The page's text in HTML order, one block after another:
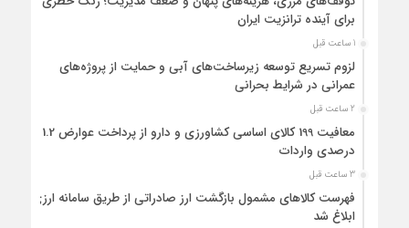
برای آینده ترانزیت ایران
1 ساعت قبل
لزوم تسریع توسعه زیرساخت‌های آبی و حمایت از پروژه‌های
عمرانی در شرایط بحرانی
2 ساعت قبل
معافیت 199 کالای اساسی کشاورزی و دارو از پرداخت عوارض 1.2
درصدی واردات
3 ساعت قبل
فهرست کالاهای مشمول بازگشت ارز صادراتی از طریق سامانه ارزی
ابلاغ شد